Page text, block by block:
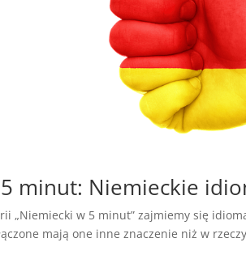
minut: Niemieckie
„Niemiecki w 5 minut” zajmiemy się
mają one inne znaczenie niż w